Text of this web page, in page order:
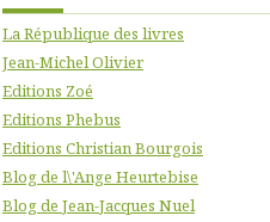
La République des livres
Jean-Michel Olivier
Editions Zoé
Editions Phebus
Editions Christian Bourgois
Blog de l\'Ange Heurtebise
Blog de Jean-Jacques Nuel